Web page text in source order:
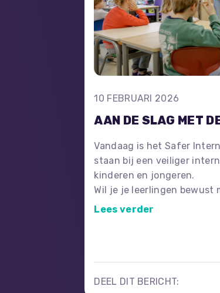
10 FEBRUARI 2026
AAN DE SLAG MET
Vandaag is het Safer
staan bij een veiliger
kinderen en jongeren.
Wil je je leerlingen bewust
(online) privacy? Maak
Lees verder
DEEL DIT BERICHT: